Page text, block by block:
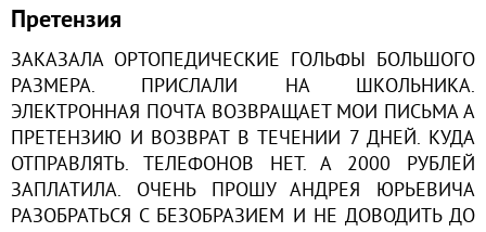
Претензия
ЗАКАЗАЛА ОРТОПЕДИЧЕСКИЕ ГОЛЬФЫ БОЛЬШОГО
РАЗМЕРА. ПРИСЛАЛИ НА ШКОЛЬНИКА.
ЭЛЕКТРОННАЯ ПОЧТА ВОЗВРАЩАЕТ МОИ ПИСЬМА А
ПРЕТЕНЗИЮ И ВОЗВРАТ В ТЕЧЕНИИ 7 ДНЕЙ. КУДА
ОТПРАВЛЯТЬ. ТЕЛЕФОНОВ НЕТ. А 2000 РУБЛЕЙ
ЗАПЛАТИЛА. ОЧЕНЬ ПРОШУ АНДРЕЯ ЮРЬЕВИЧА
РАЗОБРАТЬСЯ С БЕЗОБРАЗИЕМ И НЕ ДОВОДИТЬ ДО